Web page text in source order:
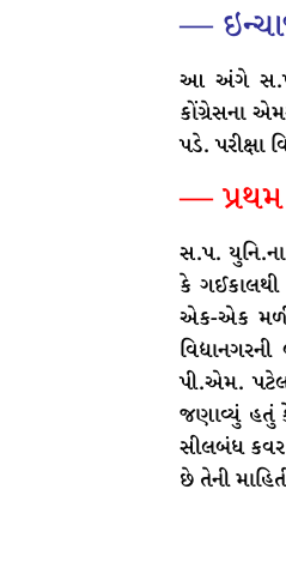
—
આ અંગે સ.પ.
કોંગ્રેસના
પડે. પરીક્ષા
— પ્રથમ
સ.પ.
કે
એક-એક
પી.એમ. પટેલ
જણાવ્યું હતું
સીલબંધ કવર
છે તેની